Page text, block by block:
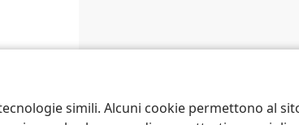
simili. Alcuni cookie permettono al